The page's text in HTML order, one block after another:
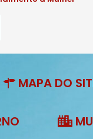
MAPA DO